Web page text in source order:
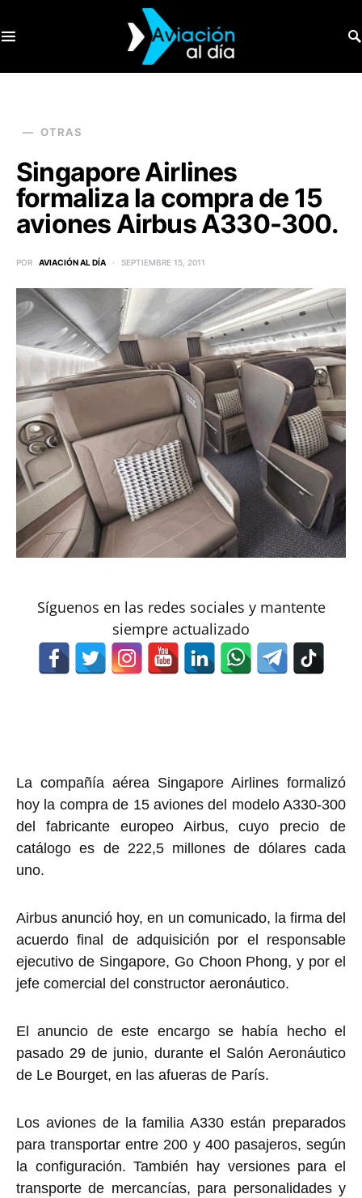
OTRAS
Singapore Airlines
formaliza la compra de 15
aviones Airbus A330-300.
POR AVIACIÓN AL DÍA SEPTIEMBRE 15, 2011
Síguenos en las redes sociales y mantente
siempre actualizado
La compañía aérea Singapore Airlines formalizó
hoy la compra de 15 aviones del modelo A330-300
del fabricante europeo Airbus, cuyo precio de
catálogo es de 222,5 millones de dólares cada
uno.
Airbus anunció hoy, en un comunicado, la firma del
acuerdo final de adquisición por el responsable
ejecutivo de Singapore, Go Choon Phong, y por el
jefe comercial del constructor aeronáutico.
El anuncio de este encargo se había hecho el
pasado 29 de junio, durante el Salón Aeronáutico
de Le Bourget, en las afueras de París.
Los aviones de la familia A330 están preparados
para transportar entre 200 y 400 pasajeros, según
la configuración. También hay versiones para el
transporte de mercancías, para personalidades y